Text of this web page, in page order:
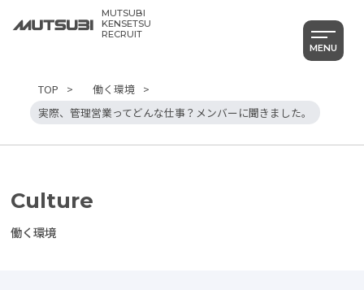
MUTSUBI
KENSETSU
RECRUIT
MENU
TOP
働く環境
実際、管理営業ってどんな仕事？メンバーに聞きました。
Culture
働く環境